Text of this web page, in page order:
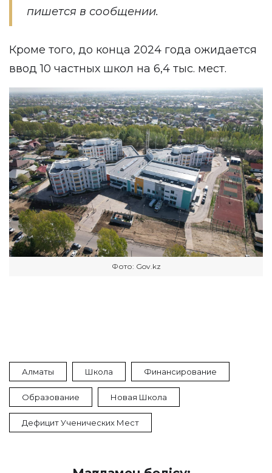
пишется в сообщении.
Кроме того, до конца 2024 года ожидается
ввод 10 частных школ на 6,4 тыс. мест.
Фото: Gov.kz
Алматы Школа Финансирование
Образование Новая Школа
Дефицит Ученических Мест